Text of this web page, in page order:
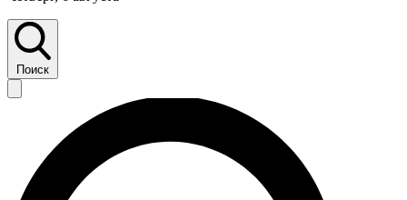
Поиск